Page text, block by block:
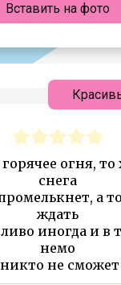
Вставить на фото
огня, то
снега
а
ждать
иногда и в
немо
не сможет